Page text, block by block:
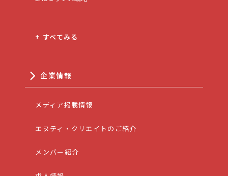
+ すべてみる
企業情報
メディア掲載情報
エヌティ・クリエイトのご紹介
メンバー紹介